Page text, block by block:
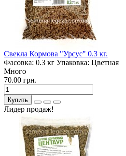
Свекла Кормова "Урсус" 0.3 кг.
Фасовка: 0.3 кг Упаковка: Цветная
Много
70.00 грн.
Купить
Лидер продаж!